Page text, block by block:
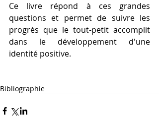
Ce livre répond à ces grandes
questions et permet de suivre les
progrès que le tout-petit accomplit
dans le développement d'une
identité positive.
Bibliographie